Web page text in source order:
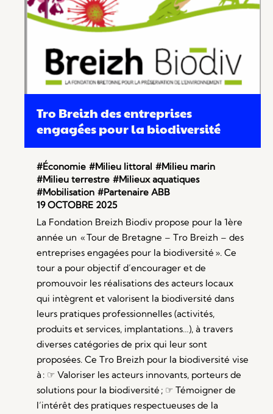
Tro Breizh des entreprises
engagées pour la biodiversité
#Économie #Milieu littoral #Milieu marin
#Milieu terrestre #Milieux aquatiques
#Mobilisation #Partenaire ABB
19 OCTOBRE 2025
La Fondation Breizh Biodiv propose pour la 1ère
année un « Tour de Bretagne – Tro Breizh – des
entreprises engagées pour la biodiversité ». Ce
tour a pour objectif d’encourager et de
promouvoir les réalisations des acteurs locaux
qui intègrent et valorisent la biodiversité dans
leurs pratiques professionnelles (activités,
produits et services, implantations…), à travers
diverses catégories de prix qui leur sont
proposées. Ce Tro Breizh pour la biodiversité vise
à : ☞ Valoriser les acteurs innovants, porteurs de
solutions pour la biodiversité ; ☞ Témoigner de
l’intérêt des pratiques respectueuses de la